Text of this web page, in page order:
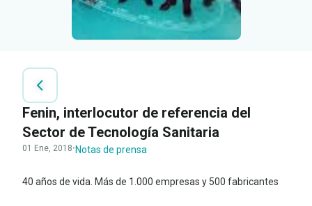
Fenin, interlocutor de referencia del
Sector de Tecnología Sanitaria
01 Ene, 2018· Notas de prensa
40 años de vida. Más de 1.000 empresas y 500 fabricantes